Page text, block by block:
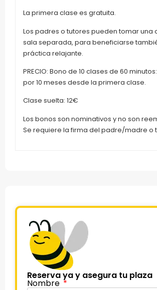
La primera clase es gratuita.
Los padres o tutores pueden tomar una
sala separada, para beneficiarse
práctica relajante.
PRECIO: Bono de 10 clases de 60
por 10 meses desde la primera clase.
Clase suelta: 12€
Los bonos son nominativos y no son
Se requiere la firma del padre/madre o
Reserva ya y asegura tu plaza
Nombre